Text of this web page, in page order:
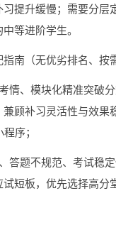
提升缓慢；需要分层
等进阶学生。
南（无优劣排名、按
情、模块化精准突破
顾补习灵活性与效果
序；
答题不规范、考试稳
短板，优先选择高分